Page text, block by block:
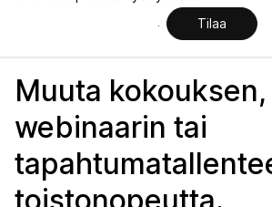
Tilaa
Muuta kokouksen,
webinaarin tai